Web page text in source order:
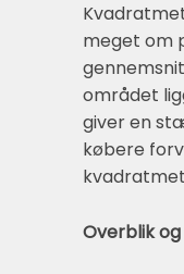
meget om
området
giver en
købere
Overblik